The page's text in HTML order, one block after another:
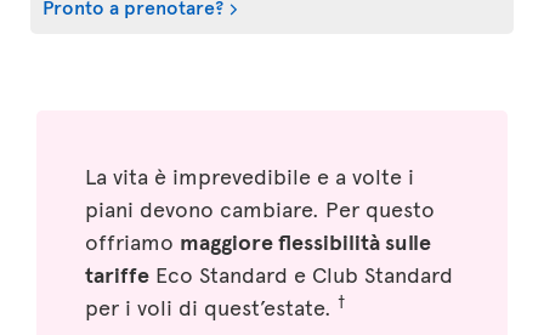
Pronto a prenotare?
La vita è imprevedibile e a volte i
piani devono cambiare. Per questo
offriamo maggiore flessibilità sulle
tariffe Eco Standard e Club Standard
per i voli di quest’estate. †